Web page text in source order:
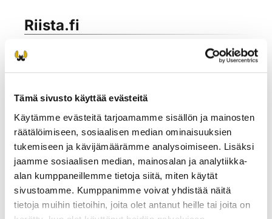
Tämä sivusto käyttää evästeitä
Käytämme evästeitä tarjoamamme sisällön ja mainosten
räätälöimiseen, sosiaalisen median ominaisuuksien
tukemiseen ja kävijämäärämme analysoimiseen. Lisäksi
jaamme sosiaalisen median, mainosalan ja analytiikka-
alan kumppaneillemme tietoja siitä, miten käytät
sivustoamme. Kumppanimme voivat yhdistää näitä
tietoja muihin tietoihin, joita olet antanut heille tai joita on